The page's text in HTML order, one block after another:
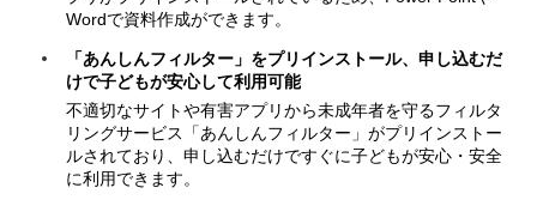
Wordで資料作成ができます。
「あんしんフィルター」をプリインストール、申し込むだ
けで子どもが安心して利用可能
不適切なサイトや有害アプリから未成年者を守るフィルタ
リングサービス「あんしんフィルター」がプリインストー
ルされており、申し込むだけですぐに子どもが安心・安全
に利用できます。